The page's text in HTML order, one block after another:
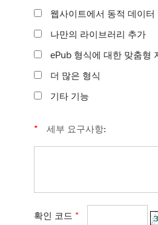
웹사이트에서 동적 데이터
나만의 라이브러리 추가
ePub 형식에 대한 맞춤형
더 많은 형식
기타 기능
* 세부 요구사항:
확인 코드 *